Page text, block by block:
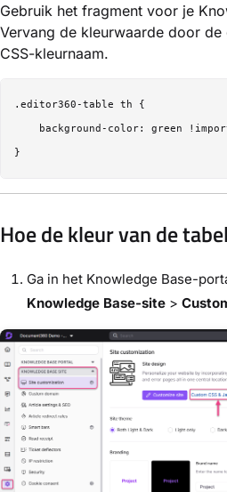
Gebruik het fragment voor je
Vervang de kleurwaarde door
CSS-kleurnaam.
.editor360-table th {
background-color: green
Hoe de kleur van de
Ga in het Knowledge Base-
Knowledge Base-site >